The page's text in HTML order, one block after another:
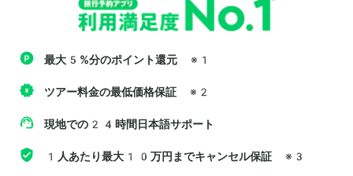
最大5%分のポイント還元 ※1
ツアー料金の最低価格保証 ※2
現地での24時間日本語サポート
1人あたり最大10万円までキャンセル保証 ※3